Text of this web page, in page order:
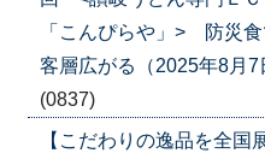
「こんぴらや」> 防災
客層広がる（2025年8月
(0837)
【こだわりの逸品を全国